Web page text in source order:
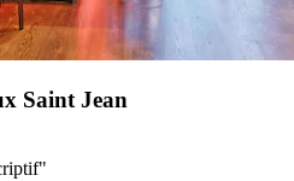
Saint Jean